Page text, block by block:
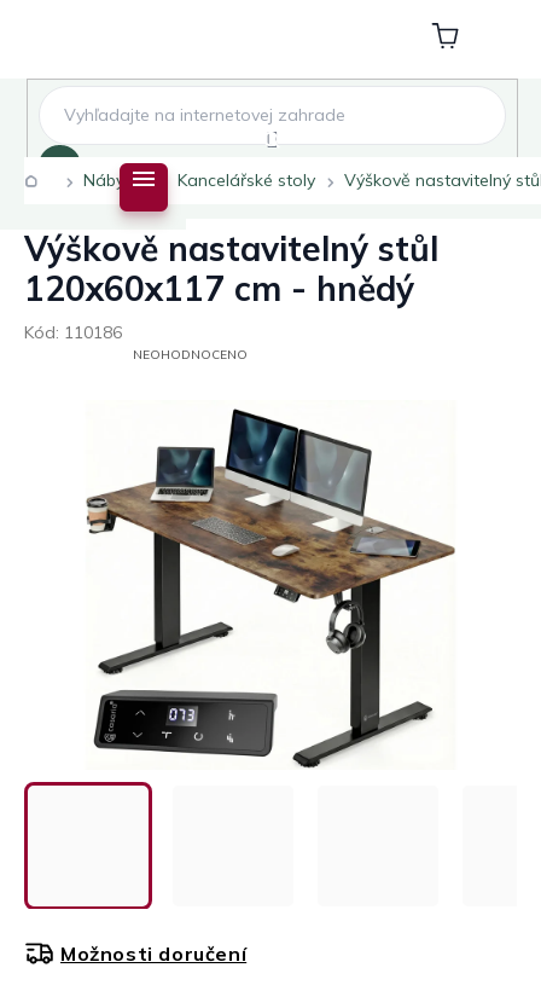
Nákupní
košík
DomůNábytek Kancelářské stoly Výškově nastavitelný
Výškově nastavitelný stůl
120x60x117 cm - hnědý
Kód: 110186
PRŮMĚRNÉ
HVĚZDIČEK.
NEOHODNOCENO
Možnosti doručení